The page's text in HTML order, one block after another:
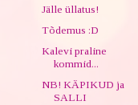
Jälle üllatus!
Tõdemus :D
Kalevi praline
kommid...
NB! KÄPIKUD ja
SALLI